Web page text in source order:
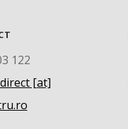
122
[at]